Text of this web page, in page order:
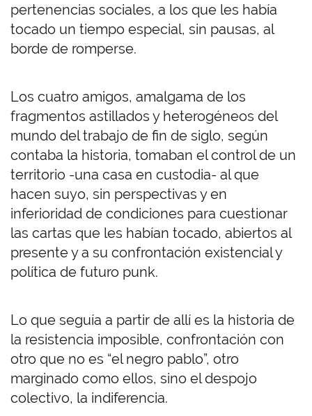
pertenencias sociales, a los que les había
tocado un tiempo especial, sin pausas, al
borde de romperse.
Los cuatro amigos, amalgama de los
fragmentos astillados y heterogéneos del
mundo del trabajo de fin de siglo, según
contaba la historia, tomaban el control de un
territorio -una casa en custodia- al que
hacen suyo, sin perspectivas y en
inferioridad de condiciones para cuestionar
las cartas que les habían tocado, abiertos al
presente y a su confrontación existencial y
política de futuro punk.
Lo que seguía a partir de allí es la historia de
la resistencia imposible, confrontación con
otro que no es “el negro pablo”, otro
marginado como ellos, sino el despojo
colectivo, la indiferencia.